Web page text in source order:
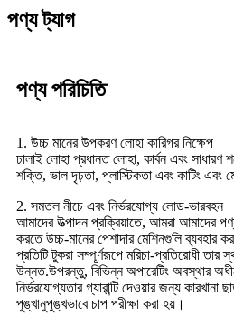
পণ্য ট্যাগ
পণ্য পরিচিতি
1. উচ্চ মানের উপকরণ লোহা কারিগর নিক্ষেপ
ঢালাই লোহা প্রধানত লোহা, কার্বন এবং সাধারণ
শক্তি, ভাল দৃঢ়তা, প্লাস্টিকতা এবং কাটিং এবং
2. সমতল নীচে এবং নির্ভরযোগ্য লোড-ভারবহন
আমাদের উত্পাদন প্রক্রিয়াতে, আমরা আমাদের
করতে উচ্চ-মানের পেশাদার মেশিনগুলি ব্যবহার
প্রতিটি টুকরা সম্পূর্ণরূপে মরিচা-প্রতিরোধী তার
উন্নত.উপরন্তু, বিভিন্ন অপারেটিং অবস্থার
নির্ভরযোগ্যতার গ্যারান্টি দেওয়ার জন্য কারখানা
পুঙ্খানুপুঙ্খভাবে চাপ পরীক্ষা করা হয়।